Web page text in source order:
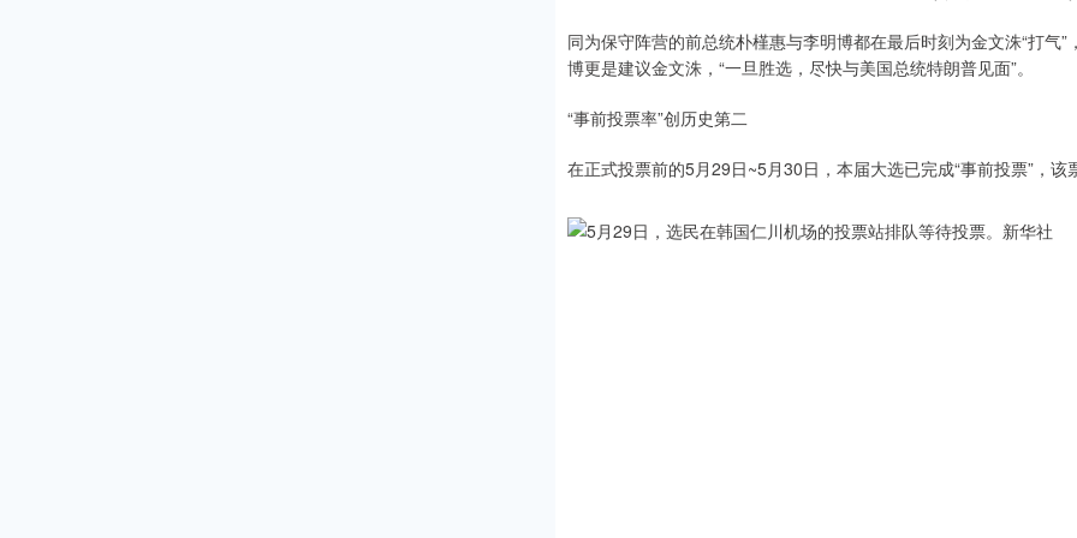
同为保守阵营的前总统朴槿惠与李明博都在最后时刻为金文洙“打气
博更是建议金文洙，“一旦胜选，尽快与美国总统特朗普见面”。
“事前投票率”创历史第二
在正式投票前的5月29日~5月30日，本届大选已完成“事前投票”，